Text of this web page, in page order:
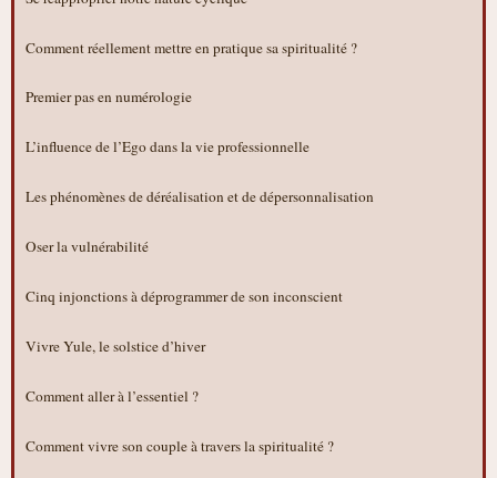
Comment réellement mettre en pratique sa spiritualité ?
Premier pas en numérologie
L’influence de l’Ego dans la vie professionnelle
Les phénomènes de déréalisation et de dépersonnalisation
Oser la vulnérabilité
Cinq injonctions à déprogrammer de son inconscient
Vivre Yule, le solstice d’hiver
Comment aller à l’essentiel ?
Comment vivre son couple à travers la spiritualité ?